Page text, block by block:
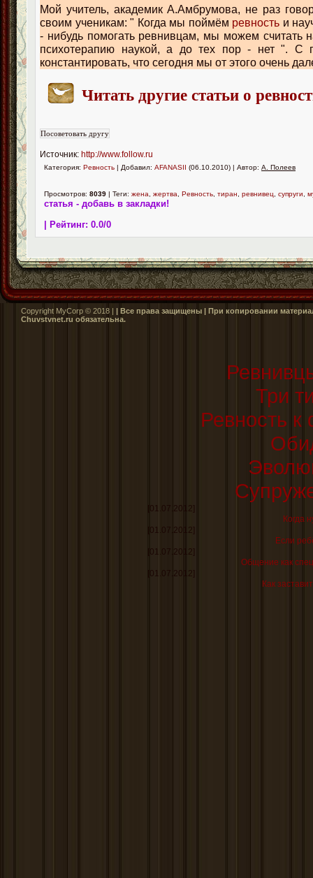
Мой учитель, академик А.Амбрумова, не раз
своим ученикам: " Когда мы поймём ревность и
- нибудь помогать ревнивцам, мы можем считать
психотерапию наукой, а до тех пор - нет ". С
константировать, что сегодня мы от этого очень
Читать другие статьи о
Источник: http://www.follow.ru
Категория: Ревность | Добавил: AFANASII (06.10.2010) | Автор: А. Полеев
Просмотров: 8039 | Теги: жена жертва Ревность тиран ревнивец супруги
статья - добавь в закладки!
| Рейтинг: 0.0/0
Copyright MyCorp © 2018 | | Все права защищены | При копировании
Сhuvstvnet.ru обязательна.
Три
Ревность
[01.07.2012]
Когда
[01.07.2012]
Если
[01.07.2012]
Общение как
[01.07.2012]
Как